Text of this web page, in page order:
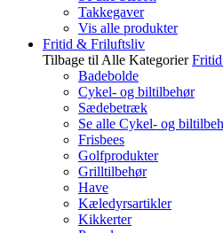
Takkegaver
Vis alle produkter
Fritid & Friluftsliv
Tilbage til Alle Kategorier
Badebolde
Cykel- og biltilbehør
Sædebetræk
Se alle Cykel- og
Frisbees
Golfprodukter
Grilltilbehør
Have
Kæledyrsartikler
Kikkerter